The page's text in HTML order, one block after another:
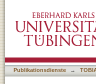
Propheten im
Publikationsdienste →